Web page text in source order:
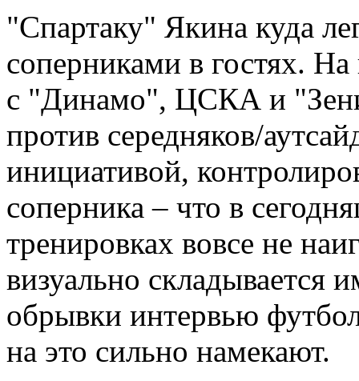
"Спартаку" Якина куда
соперниками в гостях.
с "Динамо", ЦСКА и
против середняков/
инициативой,
соперника – что в
тренировках вовсе не
визуально складывается
обрывки интервью
на это сильно намекают.